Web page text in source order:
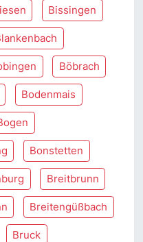
Bissingen
Böbrach
Bodenmais
Bonstetten
Breitbrunn
Breitengüßbach
Bruck